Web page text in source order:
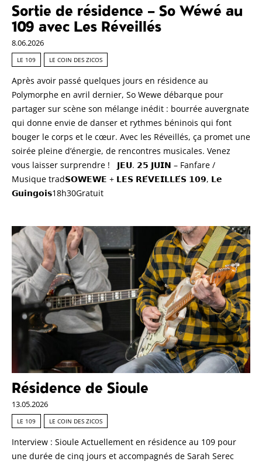
Sortie de résidence – So Wéwé au
109 avec Les Réveillés
8.06.2026
LE 109 LE COIN DES ZICOS
Après avoir passé quelques jours en résidence au
Polymorphe en avril dernier, So Wewe débarque pour
partager sur scène son mélange inédit : bourrée auvergnate
qui donne envie de danser et rythmes béninois qui font
bouger le corps et le cœur. Avec les Réveillés, ça promet une
soirée pleine d’énergie, de rencontres musicales. Venez
vous laisser surprendre ! 𝗝𝗘𝗨. 𝟮𝟱 𝗝𝗨𝗜𝗡 – Fanfare /
Musique trad𝗦𝗢𝗪𝗘𝗪𝗘 + 𝗟𝗘𝗦 𝗥𝗘́𝗩𝗘𝗜𝗟𝗟𝗘́𝗦 𝟭𝟬𝟵, 𝗟𝗲
𝗚𝘂𝗶𝗻𝗴𝗼𝗶𝘀18h30Gratuit
Résidence de Sioule
13.05.2026
LE 109 LE COIN DES ZICOS
Interview : Sioule Actuellement en résidence au 109 pour
une durée de cinq jours et accompagnés de Sarah Serec